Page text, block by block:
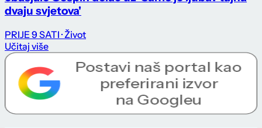
dvaju svjetova'
PRIJE 9 SATI · Život
Učitaj više